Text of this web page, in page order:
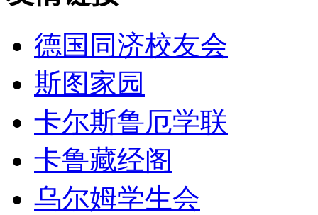
德国同济校友会
斯图家园
卡尔斯鲁厄学联
卡鲁藏经阁
乌尔姆学生会